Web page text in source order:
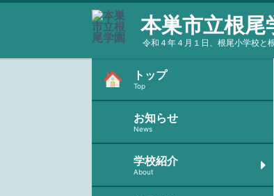
本巣市立根尾
令和４年４月１日、根尾小学校と
トップ
Top
お知らせ
News
学校紹介
About